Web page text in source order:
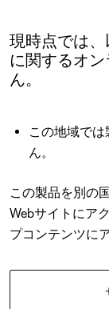
現時点では
に関するオ
ん。
この地域で
ん。
この製品を別の
Webサイトにア
プコンテンツに